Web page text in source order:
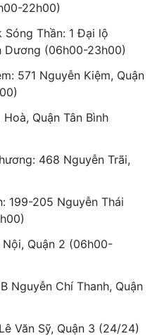
22h00)
Sóng Thần: 1 Đại lộ
Dương (06h00-23h00)
571 Nguyễn Kiệm, Quận
Quận Tân Bình
468 Nguyễn Trãi,
199-205 Nguyễn Thái
Quận 2 (06h00-
Nguyễn Chí Thanh, Quận
Văn Sỹ, Quận 3 (24/24)